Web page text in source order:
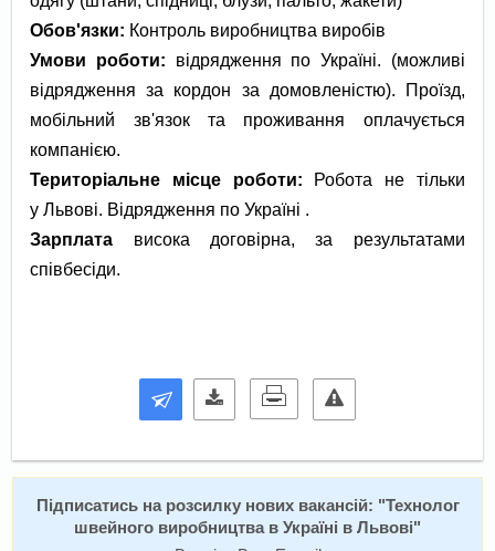
Обов'язки: Контроль виробництва виробів
Умови роботи: відрядження по Україні. (можливі
відрядження за кордон за домовленістю). Проїзд,
мобільний зв'язок та проживання оплачується
компанією.
Територіальне місце роботи: Робота не тільки
у Львові. Відрядження по Україні .
Зарплата висока договірна, за результатами
співбесіди.
Підписатись на розсилку нових вакансій: "Технолог
швейного виробництва в Україні в Львові"